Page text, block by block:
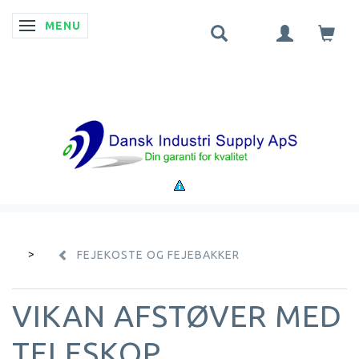
SKIFTE NAVIGATION
MENU
FEJEKOSTE OG FEJEBAKKER
VIKAN AFSTØVER MED